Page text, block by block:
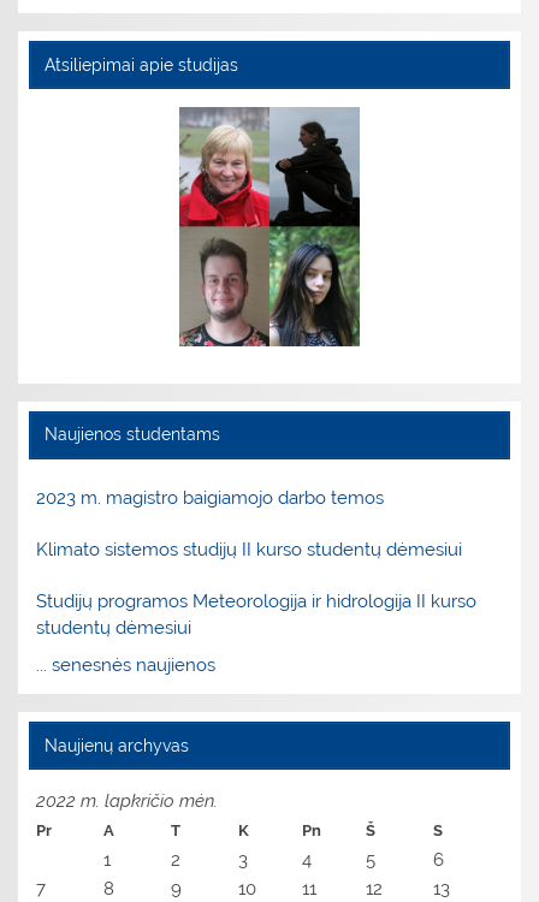
Atsiliepimai apie studijas
Naujienos studentams
2023 m. magistro baigiamojo darbo temos
Klimato sistemos studijų II kurso studentų dėmesiui
Studijų programos Meteorologija ir hidrologija II kurso
studentų dėmesiui
... senesnės naujienos
Naujienų archyvas
2022 m. lapkričio mėn.
Pr A T K Pn Š S
1 2 3 4 5
6
7
8 9 10 11 12
13